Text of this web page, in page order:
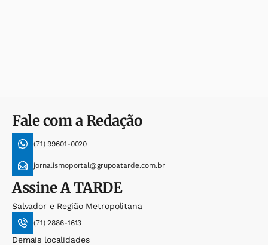
Fale com a Redação
(71) 99601-0020
jornalismoportal@grupoatarde.com.br
AssineA TARDE
Salvador e Região Metropolitana
(71) 2886-1613
Demais localidades